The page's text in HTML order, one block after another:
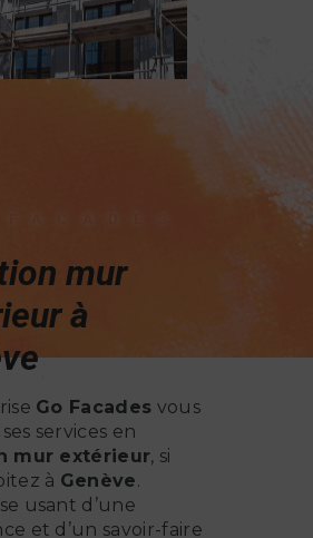
mur
à
Go Facades vous
services en
mur extérieur, si
à Genève.
usant d’une
et d’un savoir-faire